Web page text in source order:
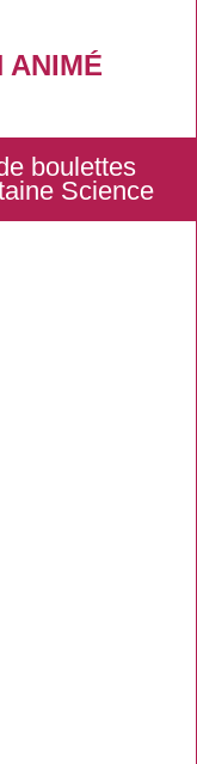
ANIMÉ
boulettes
Science